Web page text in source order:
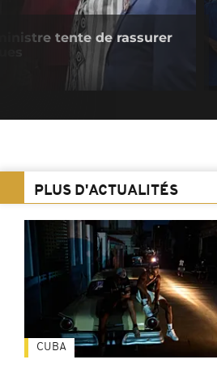
tente de rassurer
PLUS D'ACTUALITÉS
CUBA